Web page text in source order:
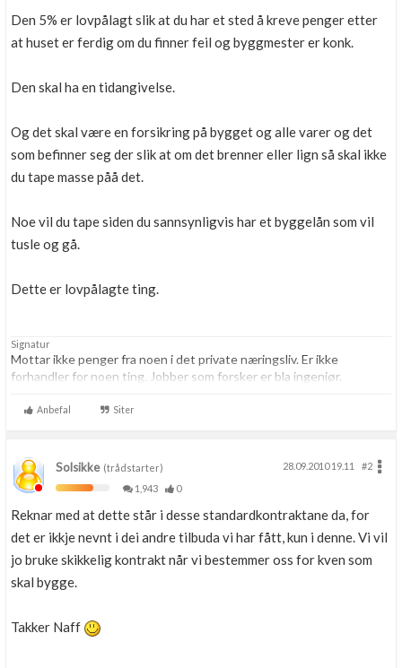
Den 5% er lovpålagt slik at du har et sted å kreve penger etter
at huset er ferdig om du finner feil og byggmester er konk.
Den skal ha en tidangivelse.
Og det skal være en forsikring på bygget og alle varer og det
som befinner seg der slik at om det brenner eller lign så skal ikke
du tape masse påå det.
Noe vil du tape siden du sannsynligvis har et byggelån som vil
tusle og gå.
Dette er lovpålagte ting.
Signatur
Mottar ikke penger fra noen i det private næringsliv. Er ikke
forhandler for noen ting. Jobber som forsker er bla ingeniør.
Anbefal Siter
Solsikke(trådstarter) 28.09.2010 19.11
#2
1,943
0
Reknar med at dette står i desse standardkontraktane da, for
det er ikkje nevnt i dei andre tilbuda vi har fått, kun i denne. Vi vil
jo bruke skikkelig kontrakt når vi bestemmer oss for kven som
skal bygge.
Takker Naff